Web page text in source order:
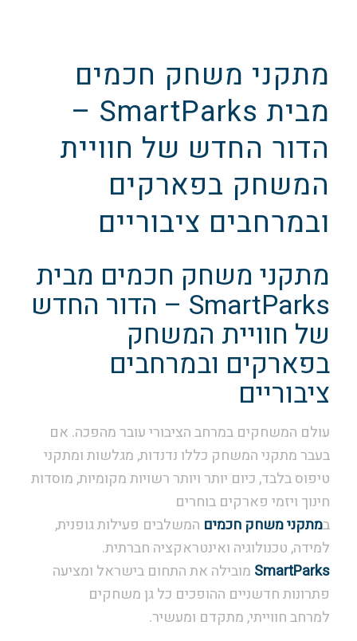
מתקני משחק חכמים
מבית SmartParks –
הדור החדש של חוויית
המשחק בפארקים
ובמרחבים ציבוריים
מתקני משחק חכמים מבית
SmartParks – הדור החדש
של חוויית המשחק
בפארקים ובמרחבים
ציבוריים
עולם המשחקים במרחב הציבורי עובר מהפכה. אם
בעבר מתקני המשחק כללו נדנדות, מגלשות ומתקני
טיפוס בלבד, כיום יותר ויותר רשויות מקומיות, מוסדות
חינוך ויזמי פארקים בוחרים
במתקני משחק חכמים המשלבים פעילות גופנית,
למידה, טכנולוגיה ואינטראקציה חברתית.
SmartParks מובילה את התחום בישראל ומציעה
פתרונות חדשניים ההופכים כל גן משחקים
למרחב חווייתי, מתקדם ומעשיר.